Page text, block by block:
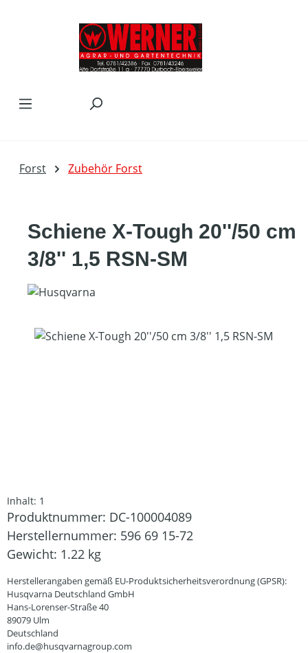
Forst Zubehör Forst
Schiene X-Tough 20''/50 cm
3/8'' 1,5 RSN-SM
Bildergalerie überspringen
Inhalt: 1
Produktnummer: DC-100004089
Herstellernummer: 596 69 15-72
Gewicht: 1.22 kg
Herstellerangaben gemäß EU-Produktsicherheitsverordnung (GPSR):
Husqvarna Deutschland GmbH
Hans-Lorenser-Straße 40
89079 Ulm
Deutschland
info.de@husqvarnagroup.com